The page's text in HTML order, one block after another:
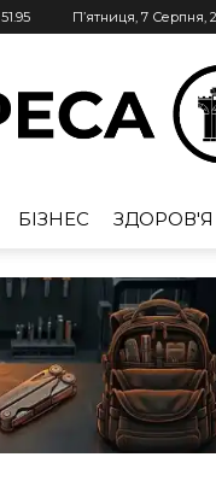
51.95 П’ятниця, 7 Серпня,
БІЗНЕС ЗДОРОВ'Я